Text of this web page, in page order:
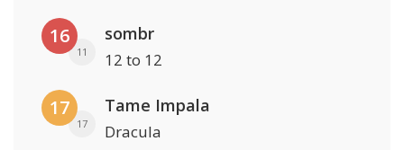
16
11
sombr
12 to 12
17
17
Tame Impala
Dracula